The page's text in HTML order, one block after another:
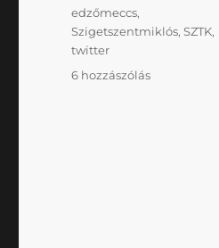
Címke
edzőmeccs,
Szigetszentmiklós,SZTK,
twitter
6 hozzászólásHonvéd